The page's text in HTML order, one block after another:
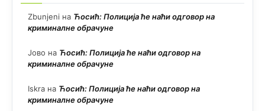
Zbunjeni на Ћосић: Полиција ће наћи одговор на
криминалне обрачуне
Јово на Ћосић: Полиција ће наћи одговор на
криминалне обрачуне
Iskra на Ћосић: Полиција ће наћи одговор на
криминалне обрачуне